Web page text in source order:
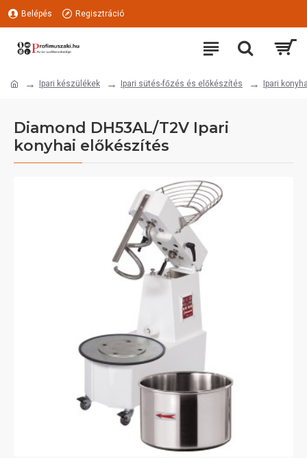
Belépés Regisztráció
Ipari készülékek Ipari sütés-főzés és előkészítés Ipari
Diamond DH53AL/T2V Ipari
konyhai előkészítés